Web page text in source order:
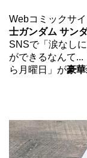
Webコミックサイ
士ガンダム サン
SNSで「涙なし
ができるなんて
ら月曜日」が豪